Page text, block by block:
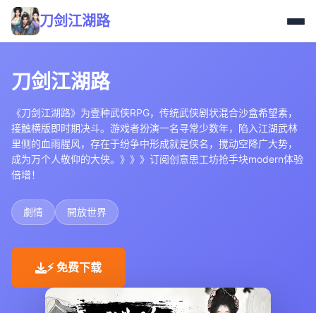
刀剑江湖路
刀剑江湖路
《刀剑江湖路》为壹种武侠RPG，传统武侠剧状混合沙盒希望素，
接触横版即时期决斗。游戏者扮演一名寻常少数年，陷入江湖武林
里侧的血雨腥风，存在于纷争中形成就是侠名，搅动空降广大势，
成为万个人敬仰的大侠。》》》订阅创意思工坊抢手块modern体验
倍增！
劇情 開放世界
⚡ 免费下载